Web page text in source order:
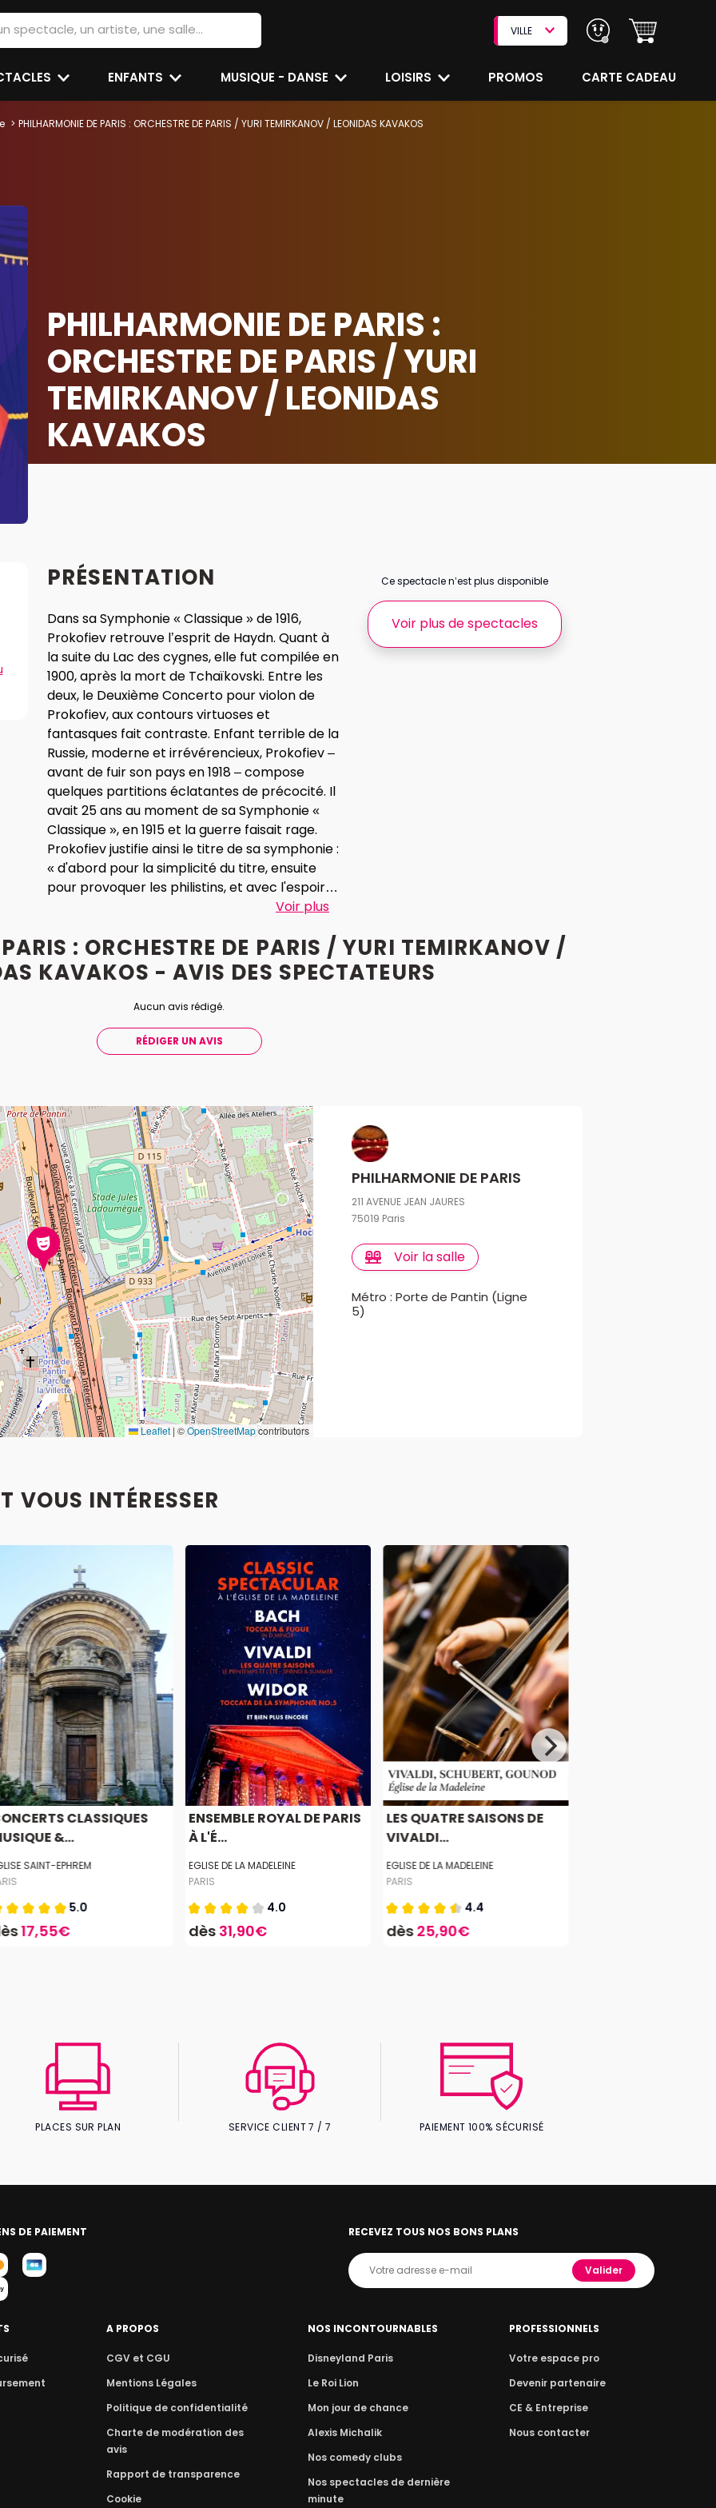
VILLE
ENFANTS MUSIQUE - DANSE LOISIRS PROMOS CARTE CADEAU
PHILHARMONIE DE PARIS : ORCHESTRE DE PARIS / YURI TEMIRKANOV / LEONIDAS KAVAKOS
PHILHARMONIE DE PARIS :
ORCHESTRE DE PARIS / YURI
TEMIRKANOV / LEONIDAS
KAVAKOS
PRÉSENTATION
Dans sa Symphonie « Classique » de 1916,
Prokofiev retrouve l’esprit de Haydn. Quant à
la suite du Lac des cygnes, elle fut compilée en
1900, après la mort de Tchaïkovski. Entre les
deux, le Deuxième Concerto pour violon de
Prokofiev, aux contours virtuoses et
fantasques fait contraste. Enfant terrible de la
Russie, moderne et irrévérencieux, Prokofiev –
avant de fuir son pays en 1918 – compose
quelques partitions éclatantes de précocité. Il
avait 25 ans au moment de sa Symphonie «
Classique », en 1915 et la guerre faisait rage.
Prokofiev justifie ainsi le titre de sa symphonie :
« d'abord pour la simplicité du titre, ensuite
pour provoquer les philistins, et avec l'espoir
de vraiment gagner si la symphonie devait se
le Deuxième Concerto pour piano, composé
en 1913 surprend par sa modernité et son
envergure. Tchaïkovski, lui, se tiendra toujours
à l’écart des chemins de l’avant-garde pour
la grande tradition russe. La suite orchestrale
du Lac des cygnes en est le plus bel exemple.
Ilitch TchaïkovskiLe Lac des cygnes (Suite)
Les reports et les annulations ne sont pas
autorisés pour ce concert.
Voir plus
Ce spectacle n’est plus disponible
Voir plus de spectacles
: ORCHESTRE DE PARIS / YURI TEMIRKANOV /
KAVAKOS - AVIS DES SPECTATEURS
Aucun avis rédigé.
RÉDIGER UN AVIS
Leaflet|©OpenStreetMapcontributors
PHILHARMONIE DE PARIS
211 AVENUE JEAN JAURES
75019 Paris
Voir la salle
Métro : Porte de Pantin (Ligne
5)
VOUS INTÉRESSER
CLASSIQUES
&...
SAINT-EPHREM
5.0
17,55€
ENSEMBLE ROYAL DE PARIS
À L'É...
EGLISE DE LA MADELEINE
PARIS
4.0
dès 31,90€
LES QUATRE SAISONS DE
VIVALDI...
EGLISE DE LA MADELEINE
PARIS
4.4
dès25,90€
PLACES SUR PLAN SERVICE CLIENT 7 / 7 PAIEMENT 100% SÉCURISÉ
DE PAIEMENT RECEVEZ TOUS NOS BONS PLANS
Valider
A PROPOS
CGV et CGU
Mentions Légales
Politique de confidentialité
Charte de modération des
avis
Rapport de transparence
Cookie
NOS INCONTOURNABLES
Disneyland Paris
Le Roi Lion
Mon jour de chance
Alexis Michalik
Nos comedy clubs
Nos spectacles de dernière
minute
PROFESSIONNELS
Votre espace pro
Devenir partenaire
CE & Entreprise
Nous contacter